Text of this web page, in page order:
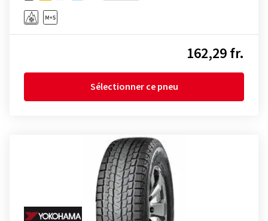
162,29 fr.
Sélectionner ce pneu